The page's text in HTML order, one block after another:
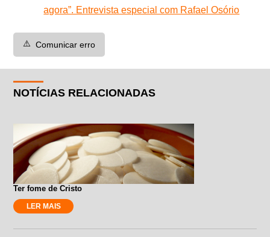
agora”. Entrevista especial com Rafael Osório
⚠️ Comunicar erro
NOTÍCIAS RELACIONADAS
Ter fome de Cristo
LER MAIS